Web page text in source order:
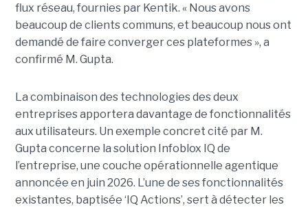
flux réseau, fournies par Kentik. « Nous avons
beaucoup de clients communs, et beaucoup nous ont
demandé de faire converger ces plateformes », a
confirmé M. Gupta.
La combinaison des technologies des deux
entreprises apportera davantage de fonctionnalités
aux utilisateurs. Un exemple concret cité par M.
Gupta concerne la solution Infoblox IQ de
l’entreprise, une couche opérationnelle agentique
annoncée en juin 2026. L’une de ses fonctionnalités
existantes, baptisée ‘IQ Actions’, sert à détecter les